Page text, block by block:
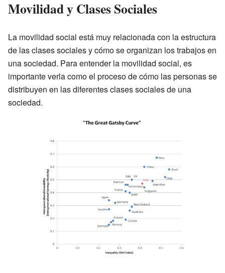
Movilidad y Clases Sociales
La movilidad social está muy relacionada con la estructura
de las clases sociales y cómo se organizan los trabajos en
una sociedad. Para entender la movilidad social, es
importante verla como el proceso de cómo las personas se
distribuyen en las diferentes clases sociales de una
sociedad.